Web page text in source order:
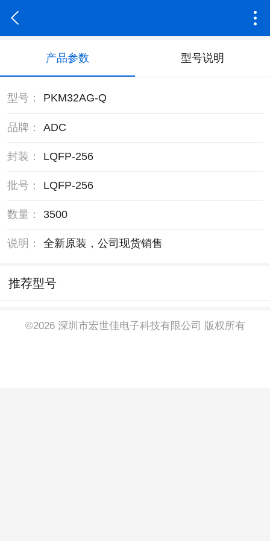
产品参数 型号说明
型号： PKM32AG-Q
品牌： ADC
封装： LQFP-256
批号： LQFP-256
数量： 3500
说明： 全新原装，公司现货销售
推荐型号
©2026 深圳市宏世佳电子科技有限公司 版权所有